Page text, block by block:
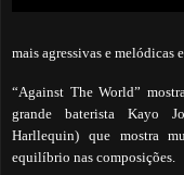
mais agressivas e melódicas
“Against The World”
grande baterista Kayo
Harllequin) que mostra
equilíbrio nas composições.